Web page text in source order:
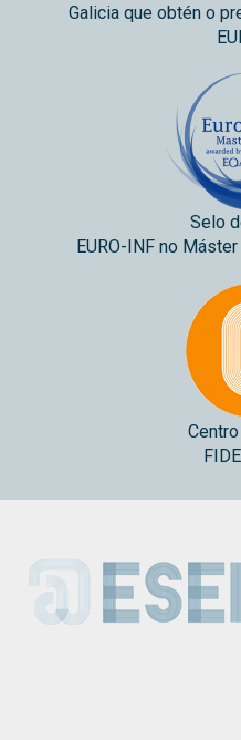
Galicia que obtén o
Selo
EURO-INF no
ESEI